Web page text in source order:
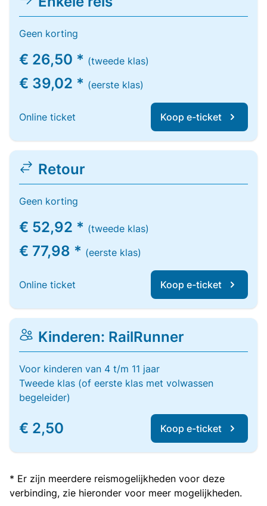
Geen korting
€ 26,50 * (tweede klas)
€ 39,02 * (eerste klas)
Online ticket Koop e-ticket
Retour
Geen korting
€ 52,92 * (tweede klas)
€ 77,98 * (eerste klas)
Online ticket Koop e-ticket
Kinderen: RailRunner
Voor kinderen van 4 t/m 11 jaar
Tweede klas (of eerste klas met volwassen
begeleider)
€ 2,50 Koop e-ticket
* Er zijn meerdere reismogelijkheden voor deze
verbinding, zie hieronder voor meer mogelijkheden.